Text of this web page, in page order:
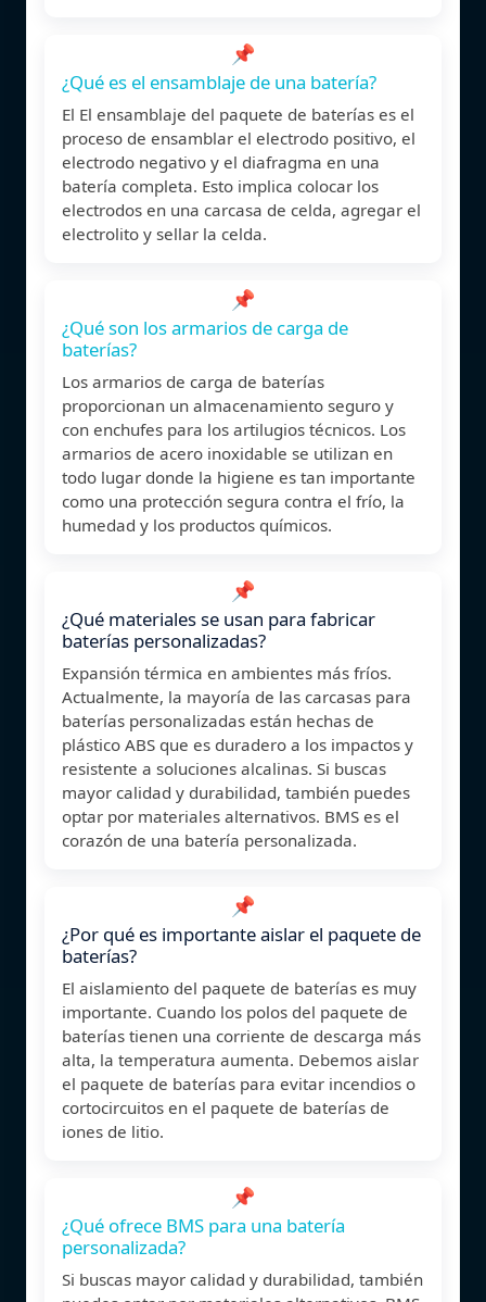
📌
¿Qué es el ensamblaje de una batería?
El El ensamblaje del paquete de baterías es el
proceso de ensamblar el electrodo positivo, el
electrodo negativo y el diafragma en una
batería completa. Esto implica colocar los
electrodos en una carcasa de celda, agregar el
electrolito y sellar la celda.
📌
¿Qué son los armarios de carga de
baterías?
Los armarios de carga de baterías
proporcionan un almacenamiento seguro y
con enchufes para los artilugios técnicos. Los
armarios de acero inoxidable se utilizan en
todo lugar donde la higiene es tan importante
como una protección segura contra el frío, la
humedad y los productos químicos.
📌
¿Qué materiales se usan para fabricar
baterías personalizadas?
Expansión térmica en ambientes más fríos.
Actualmente, la mayoría de las carcasas para
baterías personalizadas están hechas de
plástico ABS que es duradero a los impactos y
resistente a soluciones alcalinas. Si buscas
mayor calidad y durabilidad, también puedes
optar por materiales alternativos. BMS es el
corazón de una batería personalizada.
📌
¿Por qué es importante aislar el paquete de
baterías?
El aislamiento del paquete de baterías es muy
importante. Cuando los polos del paquete de
baterías tienen una corriente de descarga más
alta, la temperatura aumenta. Debemos aislar
el paquete de baterías para evitar incendios o
cortocircuitos en el paquete de baterías de
iones de litio.
📌
¿Qué ofrece BMS para una batería
personalizada?
Si buscas mayor calidad y durabilidad, también